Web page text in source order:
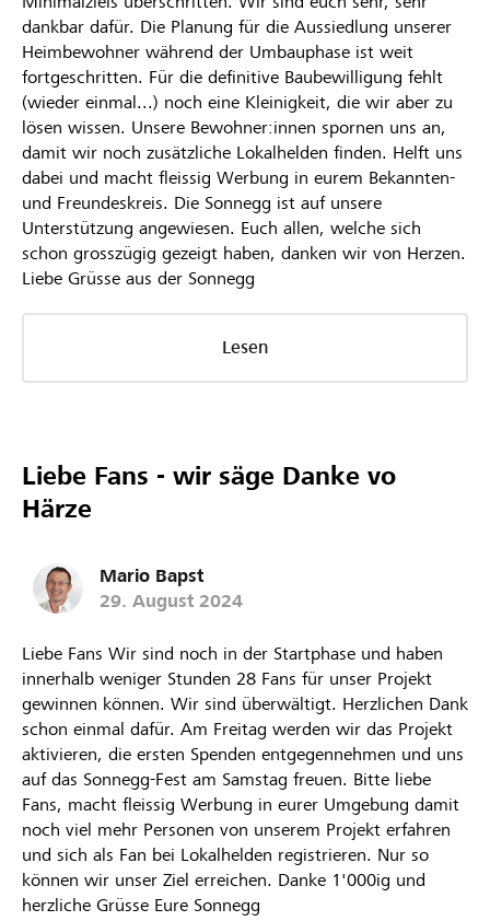
dankbar dafür. Die Planung für die Aussiedlung unserer
Heimbewohner während der Umbauphase ist weit
fortgeschritten. Für die definitive Baubewilligung fehlt
(wieder einmal...) noch eine Kleinigkeit, die wir aber zu
lösen wissen. Unsere Bewohner:innen spornen uns an,
damit wir noch zusätzliche Lokalhelden finden. Helft uns
dabei und macht fleissig Werbung in eurem Bekannten-
und Freundeskreis. Die Sonnegg ist auf unsere
Unterstützung angewiesen. Euch allen, welche sich
schon grosszügig gezeigt haben, danken wir von Herzen.
Liebe Grüsse aus der Sonnegg
Lesen
Liebe Fans - wir säge Danke vo
Härze
Mario Bapst
29. August 2024
Liebe Fans Wir sind noch in der Startphase und haben
innerhalb weniger Stunden 28 Fans für unser Projekt
gewinnen können. Wir sind überwältigt. Herzlichen Dank
schon einmal dafür. Am Freitag werden wir das Projekt
aktivieren, die ersten Spenden entgegennehmen und uns
auf das Sonnegg-Fest am Samstag freuen. Bitte liebe
Fans, macht fleissig Werbung in eurer Umgebung damit
noch viel mehr Personen von unserem Projekt erfahren
und sich als Fan bei Lokalhelden registrieren. Nur so
können wir unser Ziel erreichen. Danke 1'000ig und
herzliche Grüsse Eure Sonnegg